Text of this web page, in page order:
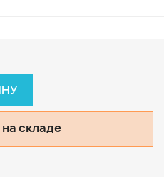
складе